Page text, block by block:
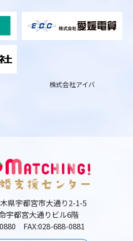
株式会社アイバ
県宇都宮市大通り2-1-5
宇都宮大通りビル6階
FAX:028-688-0881